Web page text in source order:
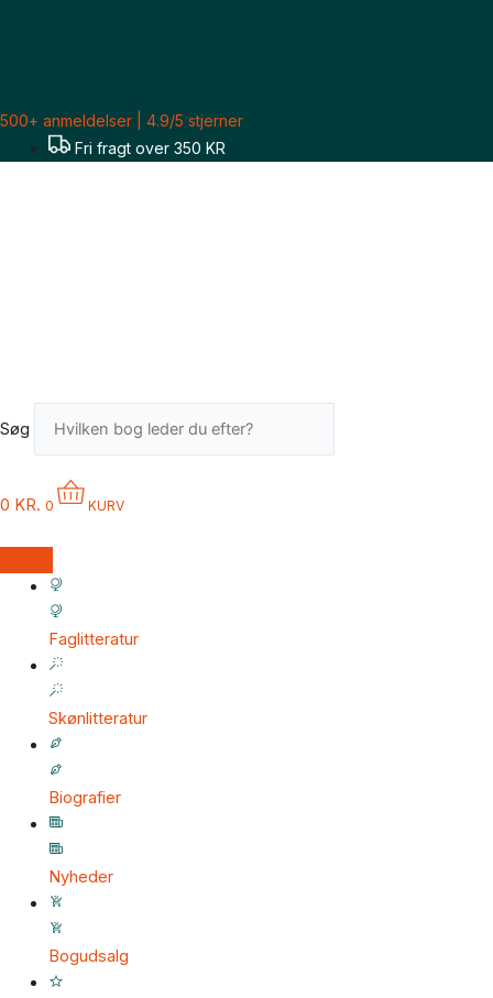
500+ anmeldelser | 4.9/5 stjerner
Fri fragt over 350 KR
Søg
0 KR. 0 KURV
Faglitteratur
Skønlitteratur
Biografier
Nyheder
Bogudsalg